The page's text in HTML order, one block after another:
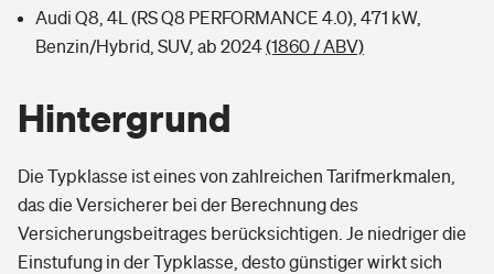
Audi Q8, 4L (RS Q8 PERFORMANCE 4.0), 471 kW,
Benzin/Hybrid, SUV, ab 2024(1860 / ABV)
Hintergrund
Die Typklasse ist eines von zahlreichen Tarifmerkmalen,
das die Versicherer bei der Berechnung des
Versicherungsbeitrages berücksichtigen. Je niedriger die
Einstufung in der Typklasse, desto günstiger wirkt sich